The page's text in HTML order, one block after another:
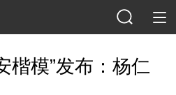
楷模”发布：杨仁